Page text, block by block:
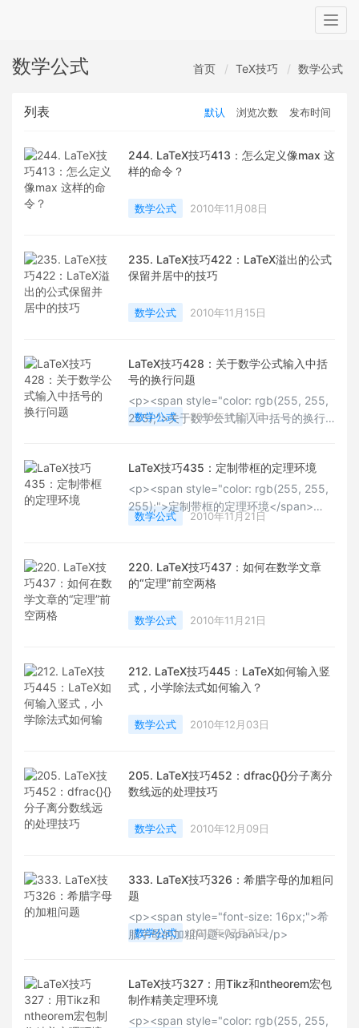
数学公式 首页 TeX技巧 数学公式
列表 默认 浏览次数 发布时间
244. LaTeX技巧413：怎么定义像max 这
样的命令？
数学公式 2010年11月08日
235. LaTeX技巧422：LaTeX溢出的公式
保留并居中的技巧
数学公式 2010年11月15日
LaTeX技巧428：关于数学公式输入中括
号的换行问题
<p><span style="color: rgb(255, 255,
255);">关于数学公式输入中括号的换行
数学公式 2010年11月17日
LaTeX技巧435：定制带框的定理环境
<p><span style="color: rgb(255, 255,
255);">定制带框的定理环境</span>
</p>
数学公式 2010年11月21日
220. LaTeX技巧437：如何在数学文章
的“定理”前空两格
数学公式 2010年11月21日
212. LaTeX技巧445：LaTeX如何输入竖
式，小学除法式如何输入？
数学公式 2010年12月03日
205. LaTeX技巧452：dfrac{}{}分子离分
数线远的处理技巧
数学公式 2010年12月09日
333. LaTeX技巧326：希腊字母的加粗问
题
<p><span style="font-size: 16px;">希
腊字母的加粗问题</span></p>
数学公式 2010年07月31日
LaTeX技巧327：用Tikz和ntheorem宏包
制作精美定理环境
<p><span style="color: rgb(255, 255,